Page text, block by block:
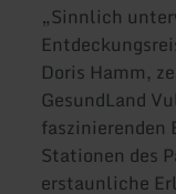
„Sinnlich
Doris Hamm,
GesundLand
faszinierenden
Stationen des
erstaunliche